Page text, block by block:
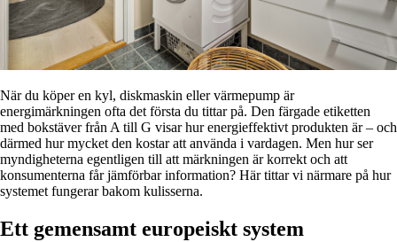
När du köper en kyl, diskmaskin eller värmepump är
energimärkningen ofta det första du tittar på. Den färgade etiketten
med bokstäver från A till G visar hur energieffektivt produkten är – och
därmed hur mycket den kostar att använda i vardagen. Men hur ser
myndigheterna egentligen till att märkningen är korrekt och att
konsumenterna får jämförbar information? Här tittar vi närmare på hur
systemet fungerar bakom kulisserna.
Ett gemensamt europeiskt system